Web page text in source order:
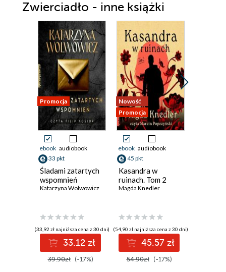
Zwierciadło - inne książki
Promocja
ebook audiobook
33 pkt
Śladami zatartych
wspomnień
Katarzyna Wolwowicz
(33,92 zł najniższa cena z 30 dni)
33.12 zł
39.90zł (-17%)
Nowość
Promocja
ebook audiobook
45 pkt
Kasandra w
ruinach. Tom 2
Magda Knedler
(54,90 zł najniższa cena z 30 dni)
45.57 zł
54.90zł (-17%)